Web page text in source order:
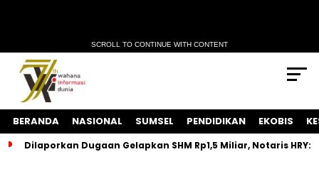
SCROLL TO CONTINUE WITH CONTENT
BERANDA NASIONAL SUMSEL PENDIDIKAN EKOBIS
Dilaporkan Dugaan Gelapkan SHM Rp1,5 Miliar, Notaris